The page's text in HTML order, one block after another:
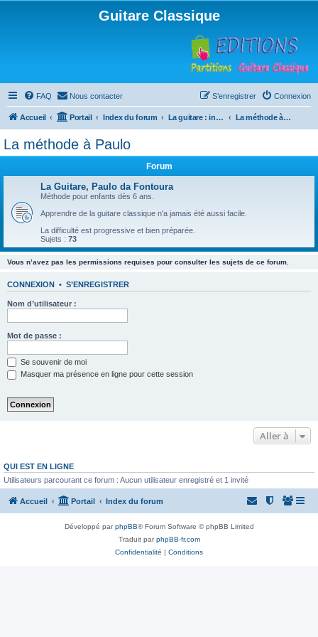
Guitare Classique
FAQ Nous contacter Connexion
S’enregistrer
Accueil Portail Index du forum La guitare : instrument, cours et théorie La méthode à Paulo
La méthode à Paulo
Forum
La Guitare, Paulo da Fontoura
Méthode pour enfants dès 6 ans.
Apprendre de la guitare classique n'a jamais été aussi facile.
La difficulté est progressive et bien préparée.
Sujets : 73
Vous n’avez pas les permissions requises pour consulter les sujets de ce forum.
CONNEXION • S’ENREGISTRER
Nom d’utilisateur :
Mot de passe :
Se souvenir de moi
Masquer ma présence en ligne pour cette session
Aller à
QUI EST EN LIGNE
Utilisateurs parcourant ce forum : Aucun utilisateur enregistré et 1 invité
Accueil Portail Index du forum
Développé parphpBB® Forum Software © phpBB Limited
Traduit parphpBB-fr.com
Confidentialité | Conditions